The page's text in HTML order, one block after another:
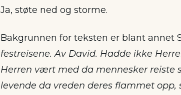
Ja, støte ned og storme.
Bakgrunnen for teksten er blant annet
festreisene. Av David. Hadde ikke
Herren vært med da mennesker reiste
levende da vreden deres flammet